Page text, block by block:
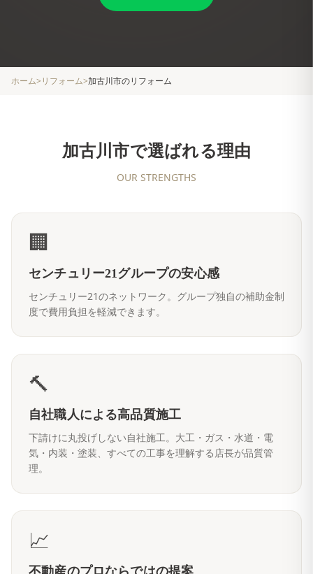
ホーム> リフォーム>加古川市のリフォーム
加古川市で選ばれる理由
OUR STRENGTHS
🏢
センチュリー21グループの安心感
センチュリー21のネットワーク。グループ独自の補助金制
度で費用負担を軽減できます。
🔨
自社職人による高品質施工
下請けに丸投げしない自社施工。大工・ガス・水道・電
気・内装・塗装、すべての工事を理解する店長が品質管
理。
📈
不動産のプロならではの提案